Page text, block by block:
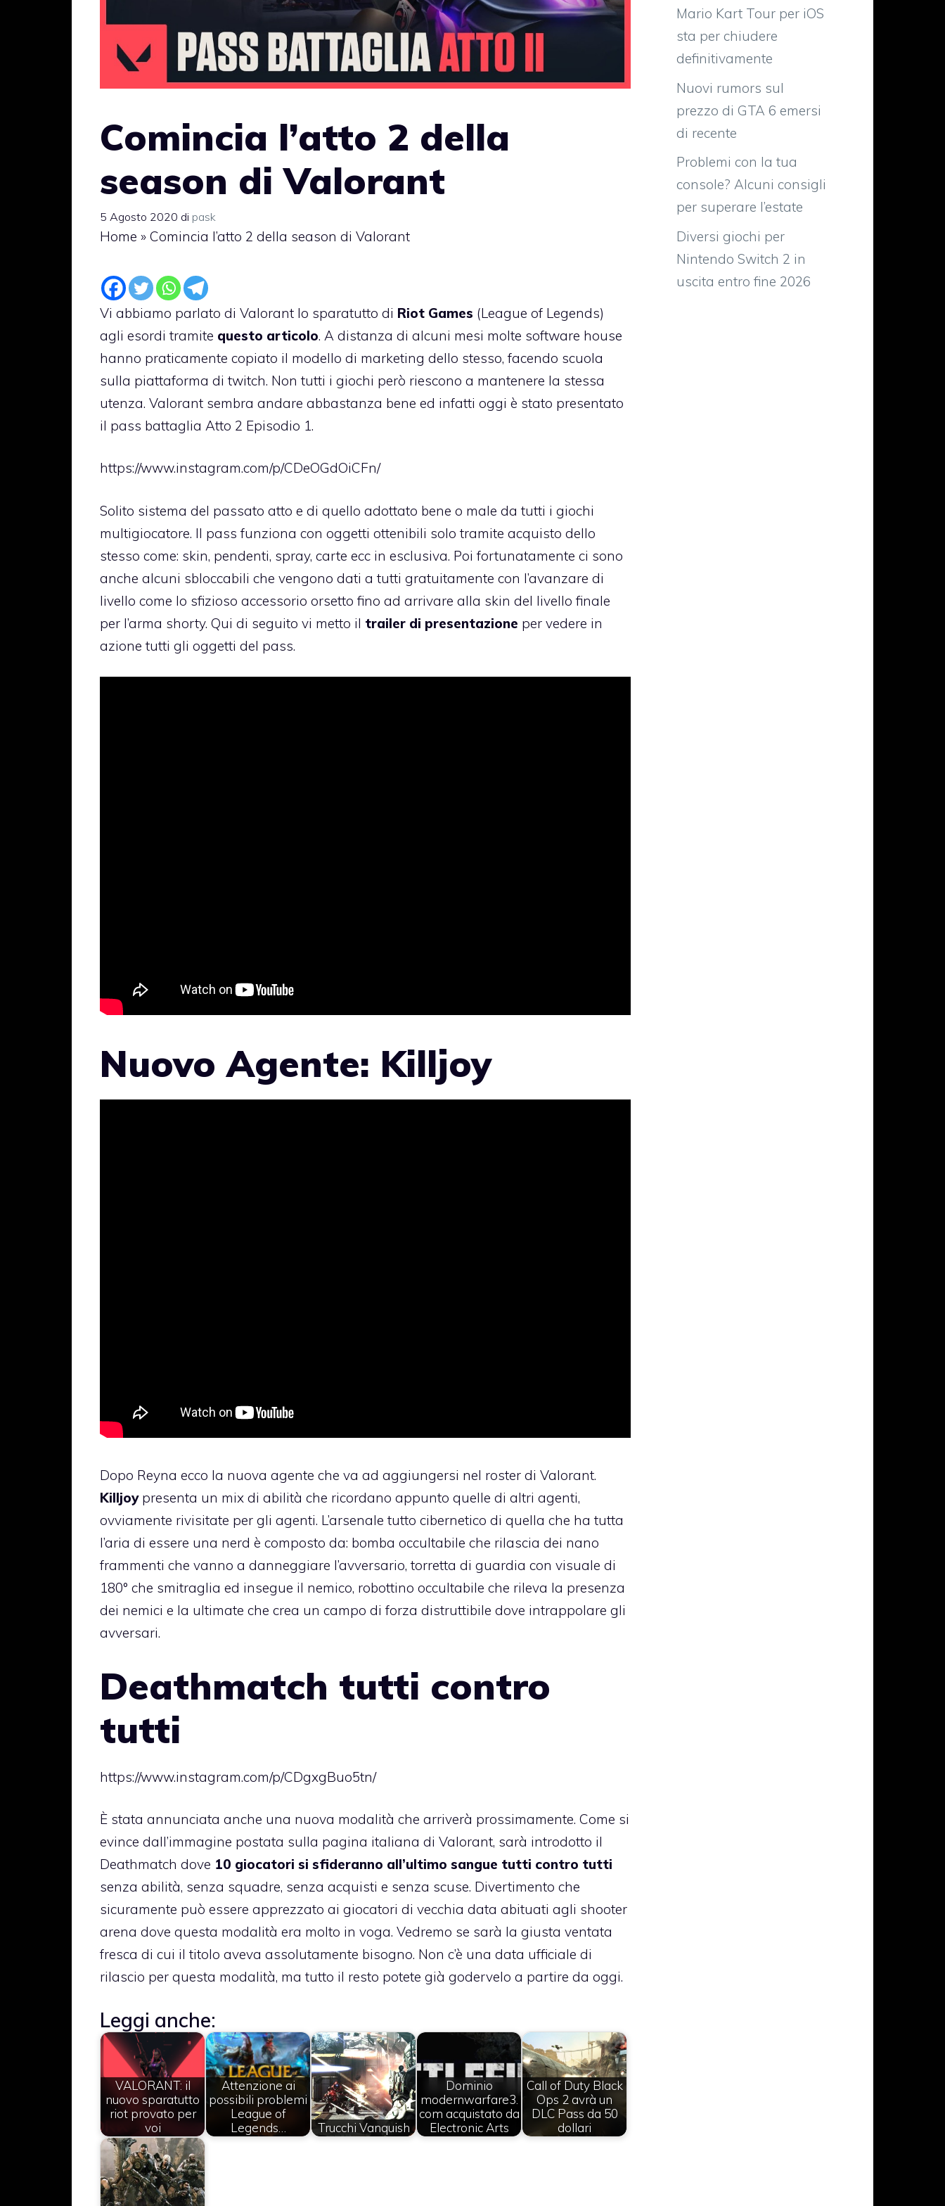
Comincia l’atto 2 della
season di Valorant
5 Agosto 2020 di pask
Home » Comincia l’atto 2 della season di Valorant
Vi abbiamo parlato di Valorant lo sparatutto di Riot Games (League of Legends)
agli esordi tramite questo articolo. A distanza di alcuni mesi molte software house
hanno praticamente copiato il modello di marketing dello stesso, facendo scuola
sulla piattaforma di twitch. Non tutti i giochi però riescono a mantenere la stessa
utenza. Valorant sembra andare abbastanza bene ed infatti oggi è stato presentato
il pass battaglia Atto 2 Episodio 1.
https://www.instagram.com/p/CDeOGdOiCFn/
Solito sistema del passato atto e di quello adottato bene o male da tutti i giochi
multigiocatore. Il pass funziona con oggetti ottenibili solo tramite acquisto dello
stesso come: skin, pendenti, spray, carte ecc in esclusiva. Poi fortunatamente ci sono
anche alcuni sbloccabili che vengono dati a tutti gratuitamente con l’avanzare di
livello come lo sfizioso accessorio orsetto fino ad arrivare alla skin del livello finale
per l’arma shorty. Qui di seguito vi metto il trailer di presentazione per vedere in
azione tutti gli oggetti del pass.
Nuovo Agente: Killjoy
Dopo Reyna ecco la nuova agente che va ad aggiungersi nel roster di Valorant.
Killjoypresenta un mix di abilità che ricordano appunto quelle di altri agenti,
ovviamente rivisitate per gli agenti. L’arsenale tutto cibernetico di quella che ha tutta
l’aria di essere una nerd è composto da: bomba occultabile che rilascia dei nano
frammenti che vanno a danneggiare l’avversario, torretta di guardia con visuale di
180° che smitraglia ed insegue il nemico, robottino occultabile che rileva la presenza
dei nemici e la ultimate che crea un campo di forza distruttibile dove intrappolare gli
avversari.
Deathmatch tutti contro
tutti
https://www.instagram.com/p/CDgxgBuo5tn/
È stata annunciata anche una nuova modalità che arriverà prossimamente. Come si
evince dall’immagine postata sulla pagina italiana di Valorant, sarà introdotto il
Deathmatch dove 10 giocatori si sfideranno all’ultimo sangue tutti contro tutti
senza abilità, senza squadre, senza acquisti e senza scuse. Divertimento che
sicuramente può essere apprezzato ai giocatori di vecchia data abituati agli shooter
arena dove questa modalità era molto in voga. Vedremo se sarà la giusta ventata
fresca di cui il titolo aveva assolutamente bisogno. Non c’è una data ufficiale di
rilascio per questa modalità, ma tutto il resto potete già godervelo a partire da oggi.
Leggi anche:
VALORANT: il
nuovo sparatutto
riot provato per
voi
Attenzione ai
possibili problemi
League of
Legends…
Trucchi Vanquish
Dominio
modernwarfare3.
com acquistato da
Electronic Arts
Call of Duty Black
Ops 2 avrà un
DLC Pass da 50
dollari
Mario Kart Tour per iOS
sta per chiudere
definitivamente
Nuovi rumors sul
prezzo di GTA 6 emersi
di recente
Problemi con la tua
console? Alcuni consigli
per superare l’estate
Diversi giochi per
Nintendo Switch 2 in
uscita entro fine 2026